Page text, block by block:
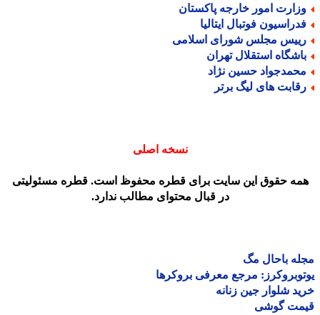
امور خارجه پاکستان
فوتبال ایتالیا
مجلس شورای اسلامی
استقلال تهران
حسین نژاد
های لیگ برتر
نسخه اصلی
حقوق این سایت برای قطره محفوظ است. قطره مسئولیتی
در قبال محتوای مطالب ندارد.
باحال مگ
مرجع معرفی بروکرها
شلوار جین زنانه
گوشی